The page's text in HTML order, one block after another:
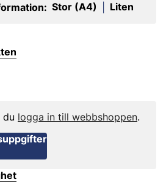
Stor (A4) Liten
du logga in till webbshoppen.